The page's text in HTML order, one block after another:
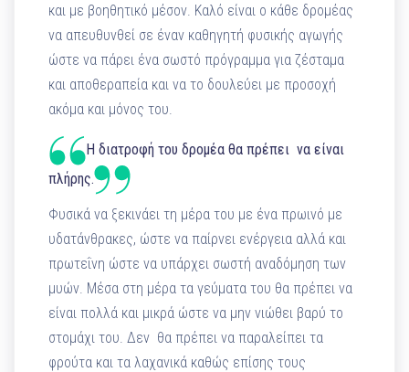
και με βοηθητικό μέσον. Καλό είναι ο κάθε δρομέας
να απευθυνθεί σε έναν καθηγητή φυσικής αγωγής
ώστε να πάρει ένα σωστό πρόγραμμα για ζέσταμα
και αποθεραπεία και να το δουλεύει με προσοχή
ακόμα και μόνος του.
Η διατροφή του δρομέα θα πρέπει να είναι
πλήρης.
Φυσικά να ξεκινάει τη μέρα του με ένα πρωινό με
υδατάνθρακες, ώστε να παίρνει ενέργεια αλλά και
πρωτεΐνη ώστε να υπάρχει σωστή αναδόμηση των
μυών. Μέσα στη μέρα τα γεύματα του θα πρέπει να
είναι πολλά και μικρά ώστε να μην νιώθει βαρύ το
στομάχι του. Δεν θα πρέπει να παραλείπει τα
φρούτα και τα λαχανικά καθώς επίσης τους